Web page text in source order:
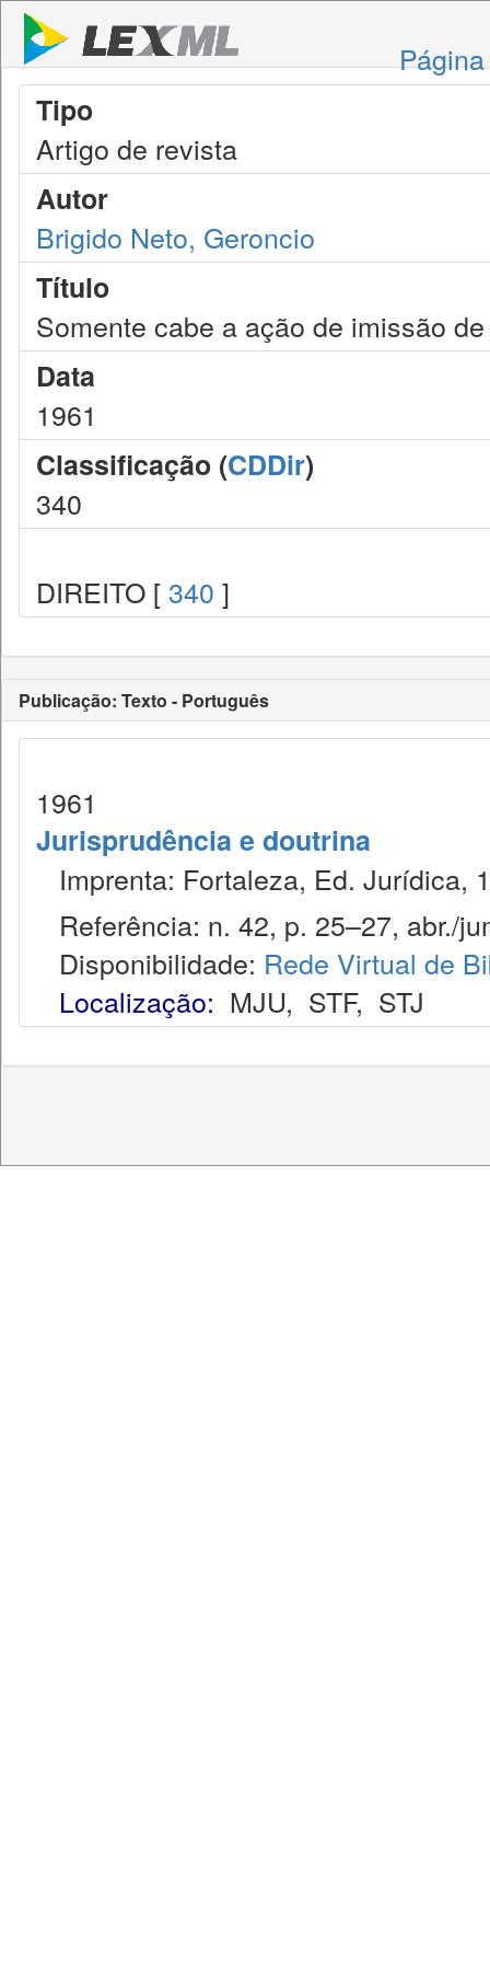
Tipo
Artigo de revista
Autor
Brigido Neto, Geroncio
Título
Somente cabe a ação de imissão
Data
1961
Classificação (CDDir)
340
DIREITO [ 340 ]
Publicação: Texto - Português
1961
Jurisprudência e doutrina
Imprenta: Fortaleza, Ed. Jurídica,
Referência: n. 42, p. 25–27, abr./
Disponibilidade: Rede Virtual de
Localização: MJU, STF, STJ